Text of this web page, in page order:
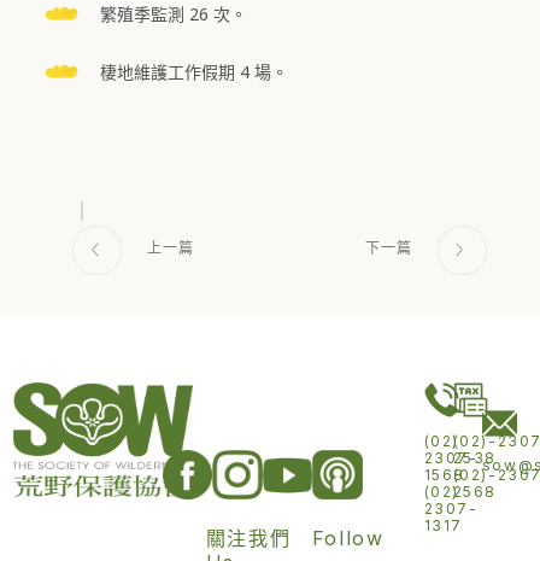
繁殖季監測 26 次。
棲地維護工作假期 4 場。
關注我們 Follow
(02)
2307-
1568
(02)
2307-
1317
(02)-
2538
(02)-
2568